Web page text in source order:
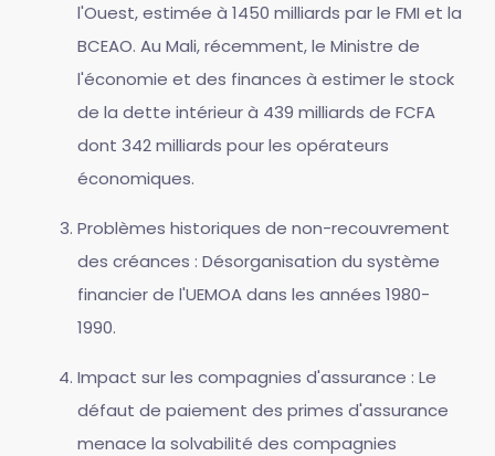
l'Ouest, estimée à 1450 milliards par le FMI et la
BCEAO. Au Mali, récemment, le Ministre de
l'économie et des finances à estimer le stock
de la dette intérieur à 439 milliards de FCFA
dont 342 milliards pour les opérateurs
économiques.
Problèmes historiques de non-recouvrement
des créances : Désorganisation du système
financier de l'UEMOA dans les années 1980-
1990.
Impact sur les compagnies d'assurance : Le
défaut de paiement des primes d'assurance
menace la solvabilité des compagnies